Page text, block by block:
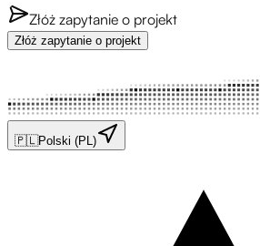
Złóż zapytanie o projekt
Złóż zapytanie o projekt
🇵🇱Polski (PL)